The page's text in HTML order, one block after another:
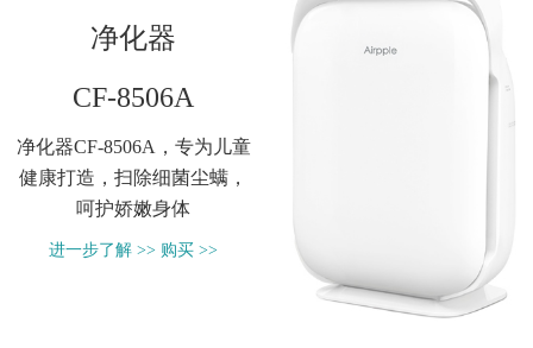
净化器
CF-8506A
净化器CF-8506A，专为儿童
健康打造，扫除细菌尘螨，
呵护娇嫩身体
进一步了解 >> 购买 >>